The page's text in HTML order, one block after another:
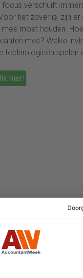
verschuift
het zover is, zijn er
moet houden.
mee? Welke
technologieën spelen
hier!